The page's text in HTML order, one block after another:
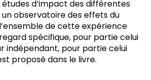
d’impact des différentes
observatoire des effets du
de cette expérience
spécifique, pour partie celui
indépendant, pour partie celui
proposé dans le livre.